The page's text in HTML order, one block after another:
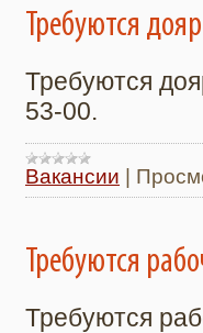
Требуются
Требуются
53-00.
Вакансии
Требуются
Требуются